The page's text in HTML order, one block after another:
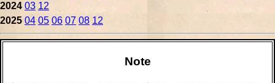
2024 03 12
2025 04 05 06 07 08 12
Note